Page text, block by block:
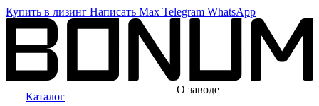
Купить в лизинг Написать Max Telegram WhatsApp
Каталог
О заводе